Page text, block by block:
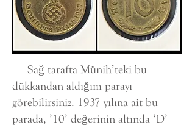
Sağ tarafta Münih’teki bu
dükkandan aldığım parayı
görebilirsiniz. 1937 yılına ait bu
parada, ’10’ değerinin altında ‘D’